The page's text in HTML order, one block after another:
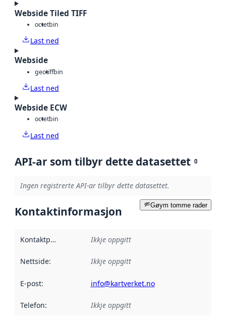
Webside Tiled TIFF
octetbin
Last ned
Webside
geotiffbin
Last ned
Webside ECW
octetbin
Last ned
API-ar som tilbyr dette datasettet 0
Ingen registrerte API-ar tilbyr dette datasettet.
Gøym tomme rader
Kontaktinformasjon
Kontaktpunkt Ikkje oppgitt
Nettside: Ikkje oppgitt
E-post: info@kartverket.no
Telefon: Ikkje oppgitt